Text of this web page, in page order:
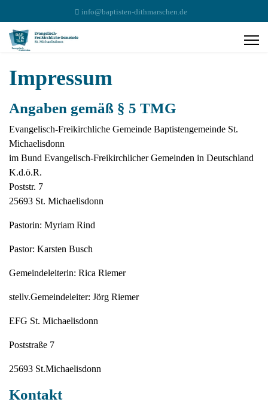
info@baptisten-dithmarschen.de
Impressum
Angaben gemäß § 5 TMG
Evangelisch-Freikirchliche Gemeinde Baptistengemeinde St.
Michaelisdonn
im Bund Evangelisch-Freikirchlicher Gemeinden in Deutschland
K.d.ö.R.
Poststr. 7
25693 St. Michaelisdonn
Pastorin: Myriam Rind
Pastor: Karsten Busch
Gemeindeleiterin: Rica Riemer
stellv.Gemeindeleiter: Jörg Riemer
EFG St. Michaelisdonn
Poststraße 7
25693 St.Michaelisdonn
Kontakt